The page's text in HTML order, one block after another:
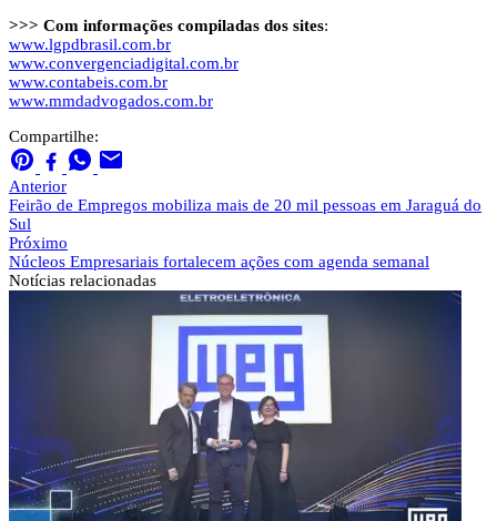
>>> Com informações compiladas dos sites:
www.lgpdbrasil.com.br
www.convergenciadigital.com.br
www.contabeis.com.br
www.mmdadvogados.com.br
Compartilhe:
Anterior
Feirão de Empregos mobiliza mais de 20 mil pessoas em Jaraguá do
Sul
Próximo
Núcleos Empresariais fortalecem ações com agenda semanal
Notícias relacionadas